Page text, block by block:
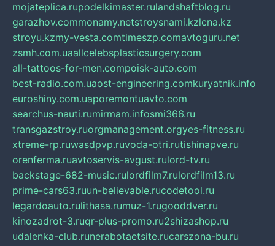
mojateplica.rupodelkimaster.rulandshaftblog.ru
garazhov.commonamy.netstroysnami.kzlcna.kz
stroyu.kzmy-vesta.comtimeszp.comavtoguru.net
zsmh.com.uaallcelebsplasticsurgery.com
all-tattoos-for-men.compoisk-auto.com
best-radio.com.uaost-engineering.comkuryatnik.info
euroshiny.com.uaporemontuavto.com
searchus-nauti.rumirmam.infosmi366.ru
transgazstroy.ruorgmanagement.orgyes-fitness.ru
xtreme-rp.ruwasdpvp.ruvoda-otri.rutishinapve.ru
orenferma.ruavtoservis-avgust.rulord-tv.ru
backstage-682-music.rulordfilm7.rulordfilm13.ru
prime-cars63.ruun-believable.rucodetool.ru
legardoauto.rulithasa.rumuz-1.rugooddver.ru
kinozadrot-3.ruqr-plus-promo.ru2shizashop.ru
udalenka-club.runerabotaetsite.rucarszona-bu.ru